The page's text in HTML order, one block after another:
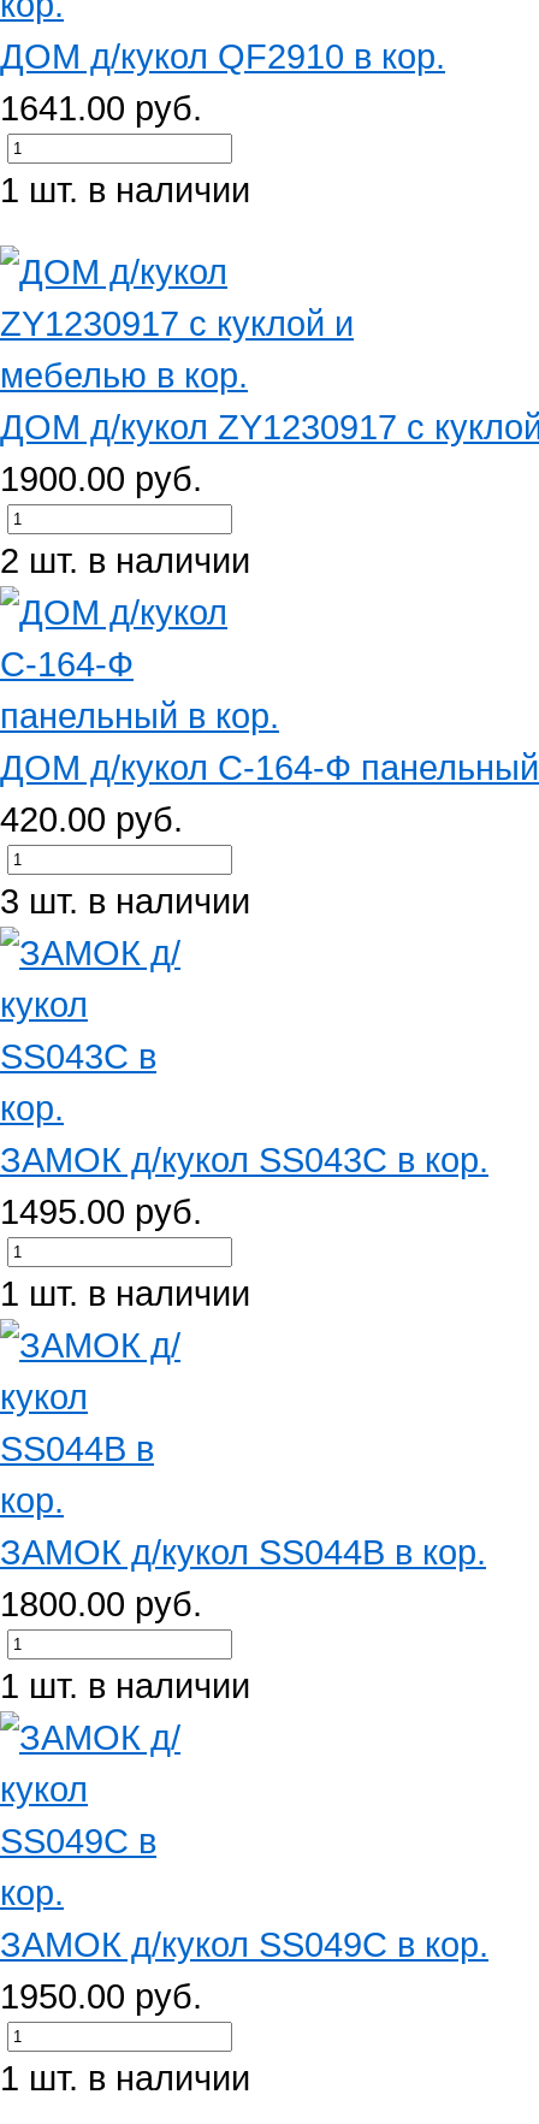
ДОМ д/кукол QF2910 в кор.
1641.00 руб.
1 шт. в наличии
ДОМ д/кукол ZY1230917 с
1900.00 руб.
2 шт. в наличии
ДОМ д/кукол С-164-Ф панельный
420.00 руб.
3 шт. в наличии
ЗАМОК д/кукол SS043C в кор.
1495.00 руб.
1 шт. в наличии
ЗАМОК д/кукол SS044B в кор.
1800.00 руб.
1 шт. в наличии
ЗАМОК д/кукол SS049C в кор.
1950.00 руб.
1 шт. в наличии